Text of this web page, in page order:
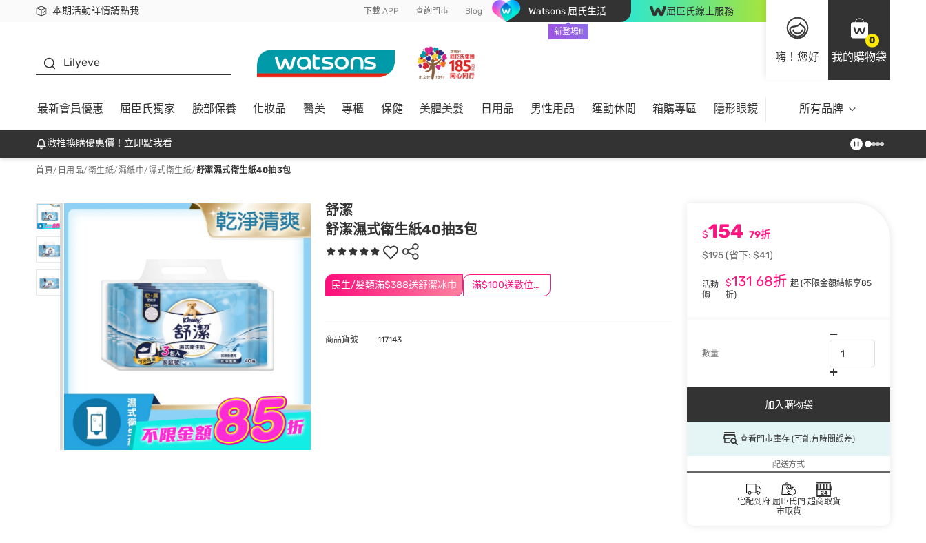
本期活動詳情請點我
下載app最高回饋$350 下載 APP 查詢門市 Blog Watsons 屈氏生活
新登場!!
屈臣氏線上服務
嗨！您好
0
我的購物袋
Lilyeve
最新會員優惠 屈臣氏獨家 臉部保養 化妝品 醫美 專櫃 保健 美體美髮 日用品 男性用品 運動休閒 箱購專區 隱形眼鏡 所有品牌
激推換購優惠價！立即點我看
首頁/ 日用品/衛生紙/濕紙巾/濕式衛生紙/舒潔濕式衛生紙40抽3包
舒潔
舒潔濕式衛生紙40抽3包
民生/髮類滿$388送舒潔冰巾 滿$100送數位印花
$154 79折
$195(省下: $41)
活動
價
$131 68折起(不限金額結帳享85
折)
數量
加入購物袋
查看門市庫存 (可能有時間誤差)
配送方式
宅配到府 屈臣氏門
市取貨
超商取貨
商品貨號 117143